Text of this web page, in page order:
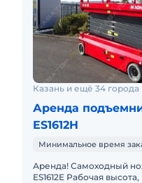
Казань и ещё 34 города
Аренда
ES1612H
Минимальное время
Аренда! Самоходный
ES1612E Рабочая